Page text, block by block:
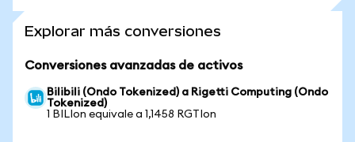
Explorar más conversiones
Conversiones avanzadas de activos
Bilibili (Ondo Tokenized) a Rigetti Computing (Ondo
Tokenized)
1 BILIon equivale a 1,1458 RGTIon